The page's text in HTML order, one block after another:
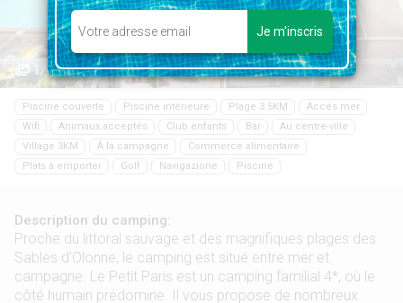
1/49
Piscine couverte Piscine intérieure Plage 3.5KM
Accès mer
Wifi
Animaux acceptés Club enfants Bar
Au centre-ville
Village 3KM
À la campagne
Commerce alimentaire
Plats à emporter
Golf Navigazione Piscine
Description du camping:
Proche du littoral sauvage et des magnifiques plages des
Sables d’Olonne, le camping est situé entre mer et
campagne. Le Petit Paris est un camping familial 4*, où le
côté humain prédomine. Il vous propose de nombreux
Je m'inscris